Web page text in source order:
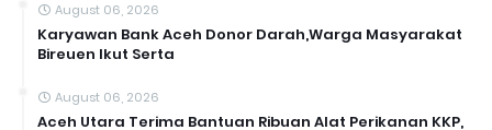
August 06, 2026
Karyawan Bank Aceh Donor Darah,Warga Masyarakat
Bireuen Ikut Serta
August 06, 2026
Aceh Utara Terima Bantuan Ribuan Alat Perikanan KKP,